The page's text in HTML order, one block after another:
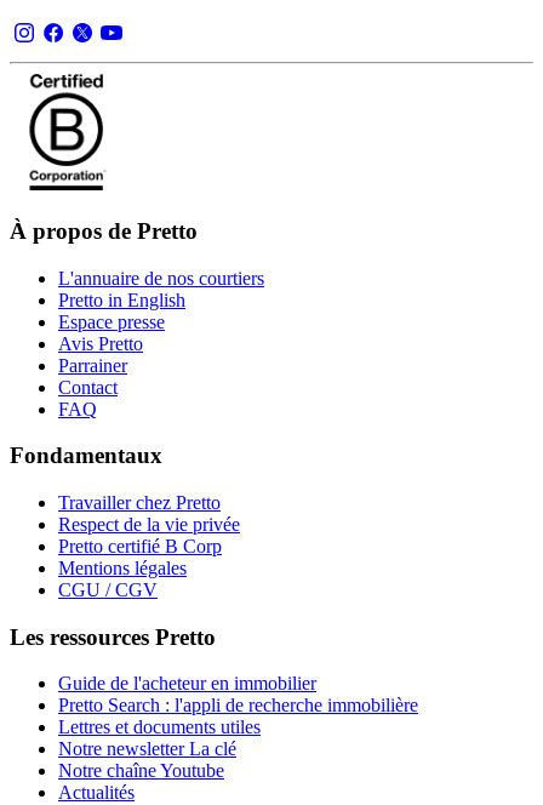
À propos de Pretto
L'annuaire de nos courtiers
Pretto in English
Espace presse
Avis Pretto
Parrainer
Contact
FAQ
Fondamentaux
Travailler chez Pretto
Respect de la vie privée
Pretto certifié B Corp
Mentions légales
CGU / CGV
Les ressources Pretto
Guide de l'acheteur en immobilier
Pretto Search : l'appli de recherche immobilière
Lettres et documents utiles
Notre newsletter La clé
Notre chaîne Youtube
Actualités